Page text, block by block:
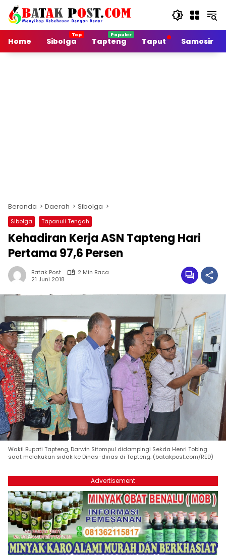
Langsung
konten
Home
Sibolga Tapteng Taput Samosir
Beranda Daerah Sibolga
Sibolga Tapanuli Tengah
Kehadiran Kerja ASN Tapteng Hari
Pertama 97,6 Persen
Batak Post
2 Min Baca
21 Juni 2018
Wakil Bupati Tapteng, Darwin Sitompul didampingi Sekda Henri Tobing
saat melakukan sidak ke Dinas-dinas di Tapteng. (batakpost.com/RED)
Advertisement